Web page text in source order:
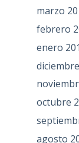
marzo
febrero
enero
octubre
agosto